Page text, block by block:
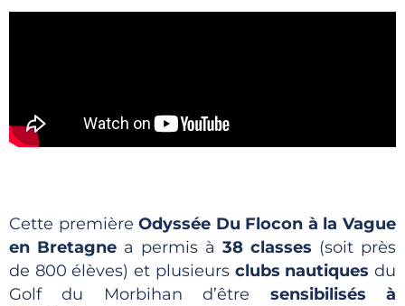
Cette premièreOdyssée Du Flocon à la Vague
en Bretagne a permis à 38 classes (soit près
de 800 élèves) et plusieurs clubs nautiques du
Golf du Morbihan d’être sensibilisés à